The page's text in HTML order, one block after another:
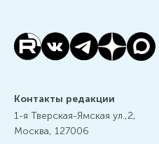
Контакты редакции
1-я Тверская-Ямская ул.,2,
Москва, 127006